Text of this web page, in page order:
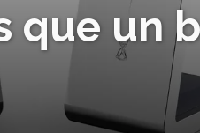
que un